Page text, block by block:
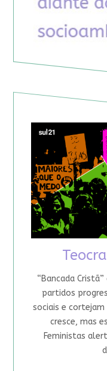
“Bancada
partidos
sociais e cortejam
cresce, mas
Feministas